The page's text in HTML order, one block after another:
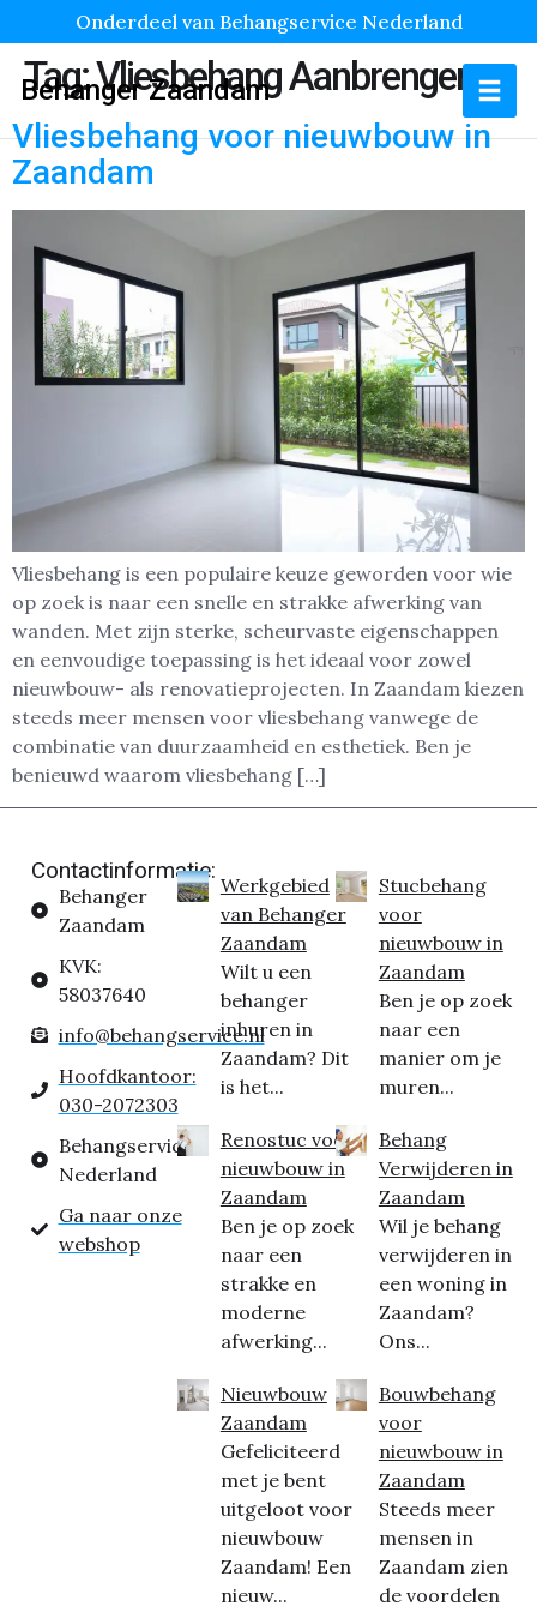
Onderdeel van Behangservice Nederland
Behanger Zaandam
Tag:Vliesbehang Aanbrengen
Vliesbehang voor nieuwbouw in
Zaandam
Vliesbehang is een populaire keuze geworden voor wie
op zoek is naar een snelle en strakke afwerking van
wanden. Met zijn sterke, scheurvaste eigenschappen
en eenvoudige toepassing is het ideaal voor zowel
nieuwbouw- als renovatieprojecten. In Zaandam kiezen
steeds meer mensen voor vliesbehang vanwege de
combinatie van duurzaamheid en esthetiek. Ben je
benieuwd waarom vliesbehang […]
Contactinformatie:
Behanger
Zaandam
KVK:
58037640
info@behangservice.nl
Hoofdkantoor:
030-2072303
Behangservice
Nederland
Ga naar onze
webshop
Werkgebied
van Behanger
Zaandam
Wilt u een
behanger
inhuren in
Zaandam? Dit
is het...
Renostuc voor
nieuwbouw in
Zaandam
Ben je op zoek
naar een
strakke en
moderne
afwerking...
Nieuwbouw
Zaandam
Gefeliciteerd
met je bent
uitgeloot voor
nieuwbouw
Zaandam! Een
nieuw...
Stucbehang
voor
nieuwbouw in
Zaandam
Ben je op zoek
naar een
manier om je
muren...
Behang
Verwijderen in
Zaandam
Wil je behang
verwijderen in
een woning in
Zaandam?
Ons...
Bouwbehang
voor
nieuwbouw in
Zaandam
Steeds meer
mensen in
Zaandam zien
de voordelen